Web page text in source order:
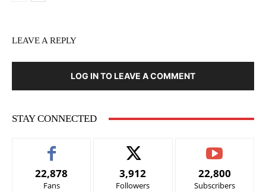
LEAVE A REPLY
LOG IN TO LEAVE A COMMENT
STAY CONNECTED
22,878
Fans
3,912
Followers
22,800
Subscribers